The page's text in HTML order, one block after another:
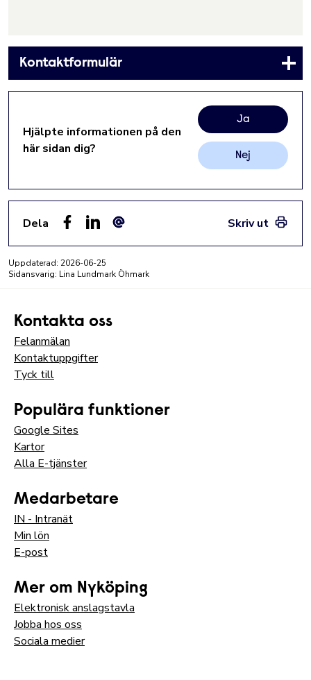
Kontaktformulär
Hjälpte informationen på den
här sidan dig?
Ja
Nej
Dela
Skriv ut
Uppdaterad: 2026-06-25
Sidansvarig: Lina Lundmark Öhmark
Kontakta oss
Felanmälan
Kontaktuppgifter
Tyck till
Populära funktioner
Google Sites
Kartor
Alla E-tjänster
Medarbetare
IN - Intranät
Min lön
E-post
Mer om Nyköping
Elektronisk anslagstavla
Jobba hos oss
Sociala medier